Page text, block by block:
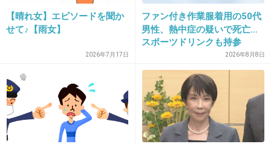
+340 -12
うわー…
+29 -5
【晴れ女】エピソードを聞か
せて♪【雨女】
2026年7月17日
ファン付き作業服着用の50代
男性、熱中症の疑いで死亡…
スポーツドリンクも持参
2026年8月8日